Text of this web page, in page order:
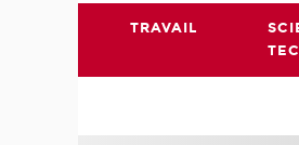
TRAVAIL